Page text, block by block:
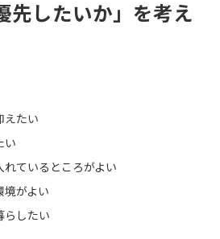
先したいか」を考え
えたい
い
れているところがよい
境がよい
らしたい